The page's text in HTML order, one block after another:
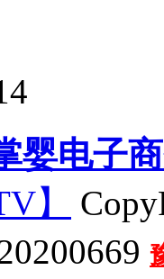
婴电子
】